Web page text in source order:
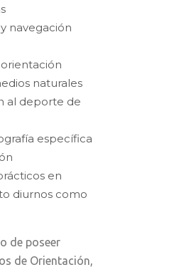
navegación
naturales
al deporte de
específica
en
diurnos como
de poseer
de Orientación,